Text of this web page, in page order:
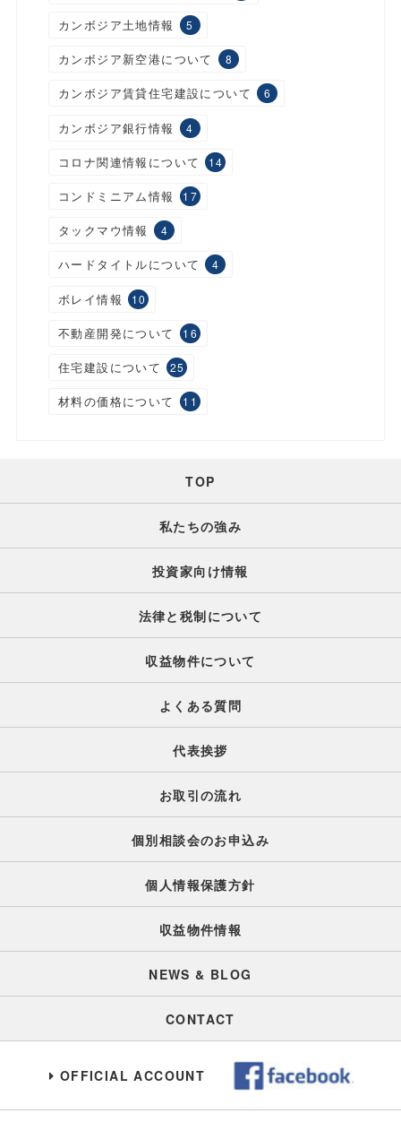
カンボジア土地情報 5
カンボジア新空港について 8
カンボジア賃貸住宅建設について 6
カンボジア銀行情報 4
コロナ関連情報について 14
コンドミニアム情報 17
タックマウ情報 4
ハードタイトルについて 4
ボレイ情報 10
不動産開発について 16
住宅建設について 25
材料の価格について 11
TOP
私たちの強み
投資家向け情報
法律と税制について
収益物件について
よくある質問
代表挨拶
お取引の流れ
個別相談会のお申込み
個人情報保護方針
収益物件情報
NEWS & BLOG
CONTACT
OFFICIAL ACCOUNT